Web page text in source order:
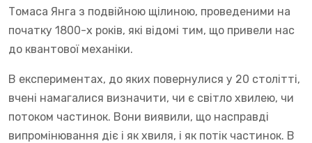
Томаса Янга з подвійною щілиною, проведеними на
початку 1800-х років, які відомі тим, що привели нас
до квантової механіки.
В експериментах, до яких повернулися у 20 столітті,
вчені намагалися визначити, чи є світло хвилею, чи
потоком частинок. Вони виявили, що насправді
випромінювання діє і як хвиля, і як потік частинок. В